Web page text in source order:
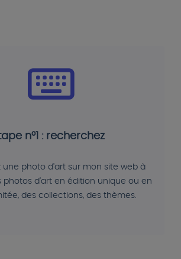
n°1 : recherchez
une photo d'art sur mon site web à
photos d'art en édition unique ou en
des collections, des thèmes.